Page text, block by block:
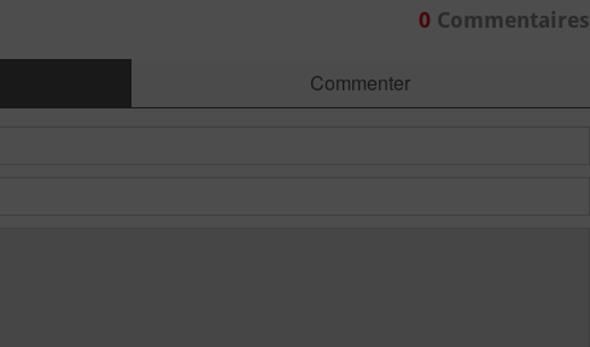
0Commentaires
Commenter